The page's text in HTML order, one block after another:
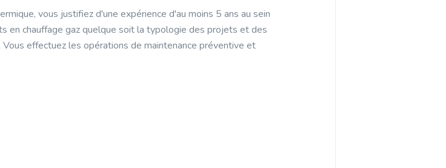
vous justifiez d'une expérience d'au moins 5 ans au sein
en chauffage gaz quelque soit la typologie des projets et des
effectuez les opérations de maintenance préventive et